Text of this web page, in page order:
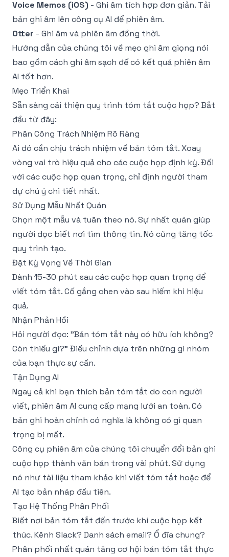
Voice Memos (iOS) - Ghi âm tích hợp đơn giản. Tải
bản ghi âm lên công cụ AI để phiên âm.
Otter - Ghi âm và phiên âm đồng thời.
Hướng dẫn của chúng tôi về mẹo ghi âm giọng nói
bao gồm cách ghi âm sạch để có kết quả phiên âm
AI tốt hơn.
Mẹo Triển Khai
Sẵn sàng cải thiện quy trình tóm tắt cuộc họp? Bắt
đầu từ đây:
Phân Công Trách Nhiệm Rõ Ràng
Ai đó cần chịu trách nhiệm về bản tóm tắt. Xoay
vòng vai trò hiệu quả cho các cuộc họp định kỳ. Đối
với các cuộc họp quan trọng, chỉ định người tham
dự chú ý chi tiết nhất.
Sử Dụng Mẫu Nhất Quán
Chọn một mẫu và tuân theo nó. Sự nhất quán giúp
người đọc biết nơi tìm thông tin. Nó cũng tăng tốc
quy trình tạo.
Đặt Kỳ Vọng Về Thời Gian
Dành 15-30 phút sau các cuộc họp quan trọng để
viết tóm tắt. Cố gắng chen vào sau hiếm khi hiệu
quả.
Nhận Phản Hồi
Hỏi người đọc: "Bản tóm tắt này có hữu ích không?
Còn thiếu gì?" Điều chỉnh dựa trên những gì nhóm
của bạn thực sự cần.
Tận Dụng AI
Ngay cả khi bạn thích bản tóm tắt do con người
viết, phiên âm AI cung cấp mạng lưới an toàn. Có
bản ghi hoàn chỉnh có nghĩa là không có gì quan
trọng bị mất.
Công cụ phiên âm của chúng tôi chuyển đổi bản ghi
cuộc họp thành văn bản trong vài phút. Sử dụng
nó như tài liệu tham khảo khi viết tóm tắt hoặc để
AI tạo bản nháp đầu tiên.
Tạo Hệ Thống Phân Phối
Biết nơi bản tóm tắt đến trước khi cuộc họp kết
thúc. Kênh Slack? Danh sách email? Ổ đĩa chung?
Phân phối nhất quán tăng cơ hội bản tóm tắt thực